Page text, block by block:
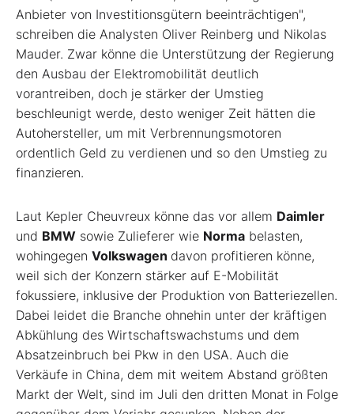
Anbieter von Investitionsgütern beeinträchtigen",
schreiben die Analysten Oliver Reinberg und Nikolas
Mauder. Zwar könne die Unterstützung der Regierung
den Ausbau der Elektromobilität deutlich
vorantreiben, doch je stärker der Umstieg
beschleunigt werde, desto weniger Zeit hätten die
Autohersteller, um mit Verbrennungsmotoren
ordentlich Geld zu verdienen und so den Umstieg zu
finanzieren.
Laut Kepler Cheuvreux könne das vor allem Daimler
und BMW sowie Zulieferer wie Norma belasten,
wohingegen Volkswagen davon profitieren könne,
weil sich der Konzern stärker auf E-Mobilität
fokussiere, inklusive der Produktion von Batteriezellen.
Dabei leidet die Branche ohnehin unter der kräftigen
Abkühlung des Wirtschaftswachstums und dem
Absatzeinbruch bei Pkw in den USA. Auch die
Verkäufe in China, dem mit weitem Abstand größten
Markt der Welt, sind im Juli den dritten Monat in Folge